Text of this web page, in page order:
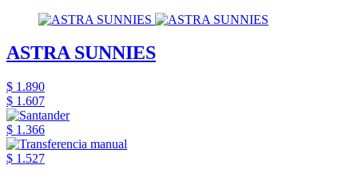
ASTRA SUNNIES
$ 1.890
$ 1.607
$ 1.366
$ 1.527